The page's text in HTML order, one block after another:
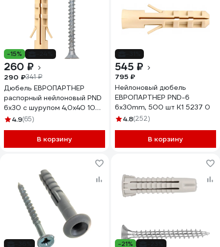
-15%
260 ₽
290 ₽341 ₽
Дюбель ЕВРОПАРТНЕР
распорный нейлоновый PND
6х30 с шурупом 4,0х40 100
шт. K2 0480 0
4.9(65)
В корзину
545 ₽
795 ₽
Нейлоновый дюбель
ЕВРОПАРТНЕР PND-6
6х30mm, 500 шт K1 5237 0
4.8(252)
В корзину
-21%